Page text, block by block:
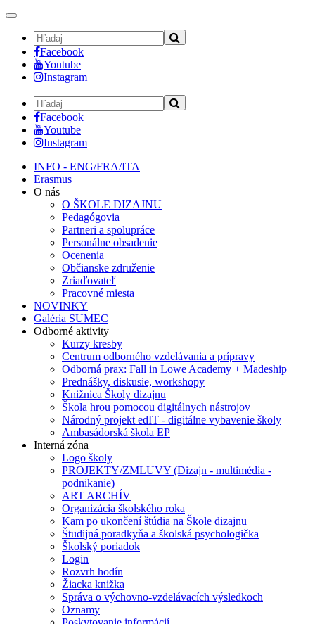
Toggle
navigation
Facebook
Youtube
Instagram
Facebook
Youtube
Instagram
INFO - ENG/FRA/ITA
Erasmus+
O nás
O ŠKOLE DIZAJNU
Pedagógovia
Partneri a spolupráce
Personálne obsadenie
Ocenenia
Občianske združenie
Zriaďovateľ
Pracovné miesta
NOVINKY
Galéria SUMEC
Odborné aktivity
Kurzy kresby
Centrum odborného vzdelávania a prípravy
Odborná prax: Fall in Lowe Academy + Madeship
Prednášky, diskusie, workshopy
Knižnica Školy dizajnu
Škola hrou pomocou digitálnych nástrojov
Národný projekt edIT - digitálne vybavenie školy
Ambasádorská škola EP
Interná zóna
Logo školy
PROJEKTY/ZMLUVY (Dizajn - multimédia -
podnikanie)
ART ARCHÍV
Organizácia školského roka
Kam po ukončení štúdia na Škole dizajnu
Študijná poradkyňa a školská psychologička
Školský poriadok
Login
Rozvrh hodín
Žiacka knižka
Správa o výchovno-vzdelávacích výsledkoch
Oznamy